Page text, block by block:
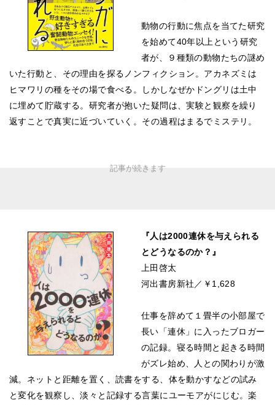
動物の行動に焦点を当てた研究
を始めて40年以上という研究
者が、９種類の動物たちの謎め
いた行動と、その理由を探るノンフィクション。アカネズミは
ヒマワリの種をその場で食べる。しかしなぜかドングリは土中
に埋めて貯蔵する。研究者が抱いた疑問は、実験と観察を繰り
返すことで真実に近づいていく。その過程はまるでミステリ。
『人は2000連休を与えられる
とどうなるのか？』
上田啓太
河出書房新社／￥1,628
仕事を辞めて１畳半の小部屋で
長い「連休」に入ったブロガー
の記録。寝る時間と起きる時間
がズレ始め、人との関わりが激
減。ネットと距離を置く、読書をする、体を動かすなどの試み
と変化を観察し、淡々と記録する言葉にユーモアがにじむ。楽